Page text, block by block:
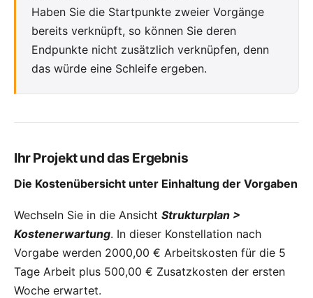
Haben Sie die Startpunkte zweier Vorgänge
bereits verknüpft, so können Sie deren
Endpunkte nicht zusätzlich verknüpfen, denn
das würde eine Schleife ergeben.
Ihr Projekt und das Ergebnis
Die Kostenübersicht unter Einhaltung der Vorgaben
Wechseln Sie in die Ansicht Strukturplan >
Kostenerwartung. In dieser Konstellation nach
Vorgabe werden 2000,00 € Arbeitskosten für die 5
Tage Arbeit plus 500,00 € Zusatzkosten der ersten
Woche erwartet.